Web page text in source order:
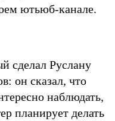
ютьюб-канале.
сделал Руслану
он сказал, что
наблюдать,
планирует делать